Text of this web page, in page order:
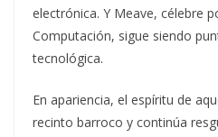
electrónica. Y Meave, célebre
Computación, sigue siendo
tecnológica.
En apariencia, el espíritu de
recinto barroco y continúa